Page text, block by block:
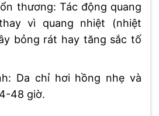
thương: Tác động quang
vì quang nhiệt (nhiệt
bỏng rát hay tăng sắc tố
Da chỉ hơi hồng nhẹ và
48 giờ.